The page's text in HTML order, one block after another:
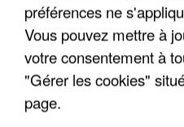
préférences ne
Vous pouvez mettre à
votre consentement à
"Gérer les cookies"
page.